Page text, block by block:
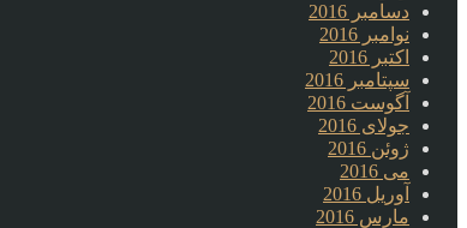
دسامبر 2016
نوامبر 2016
اکتبر 2016
سپتامبر 2016
آگوست 2016
جولای 2016
ژوئن 2016
می 2016
آوریل 2016
مارس 2016